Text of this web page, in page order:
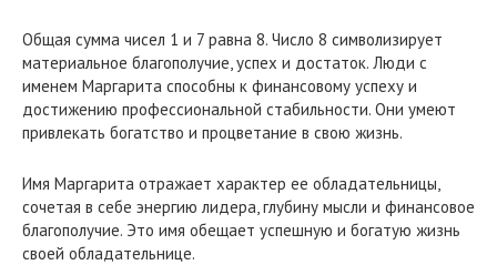
Общая сумма чисел 1 и 7 равна 8. Число 8 символизирует
материальное благополучие, успех и достаток. Люди с
именем Маргарита способны к финансовому успеху и
достижению профессиональной стабильности. Они умеют
привлекать богатство и процветание в свою жизнь.
Имя Маргарита отражает характер ее обладательницы,
сочетая в себе энергию лидера, глубину мысли и финансовое
благополучие. Это имя обещает успешную и богатую жизнь
своей обладательнице.